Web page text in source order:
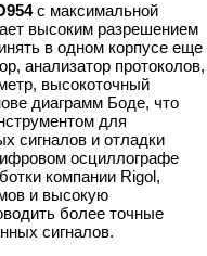
с максимальной
высоким разрешением
в одном корпусе еще
анализатор протоколов,
высокоточный
диаграмм Боде, что
для
сигналов и отладки
осциллографе
компании Rigol,
и высокую
более точные
сигналов.